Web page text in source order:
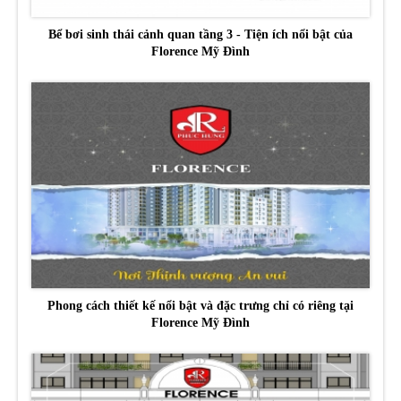
Bể bơi sinh thái cảnh quan tầng 3 - Tiện ích nổi bật của
Florence Mỹ Đình
Phong cách thiết kế nổi bật và đặc trưng chỉ có riêng tại
Florence Mỹ Đình